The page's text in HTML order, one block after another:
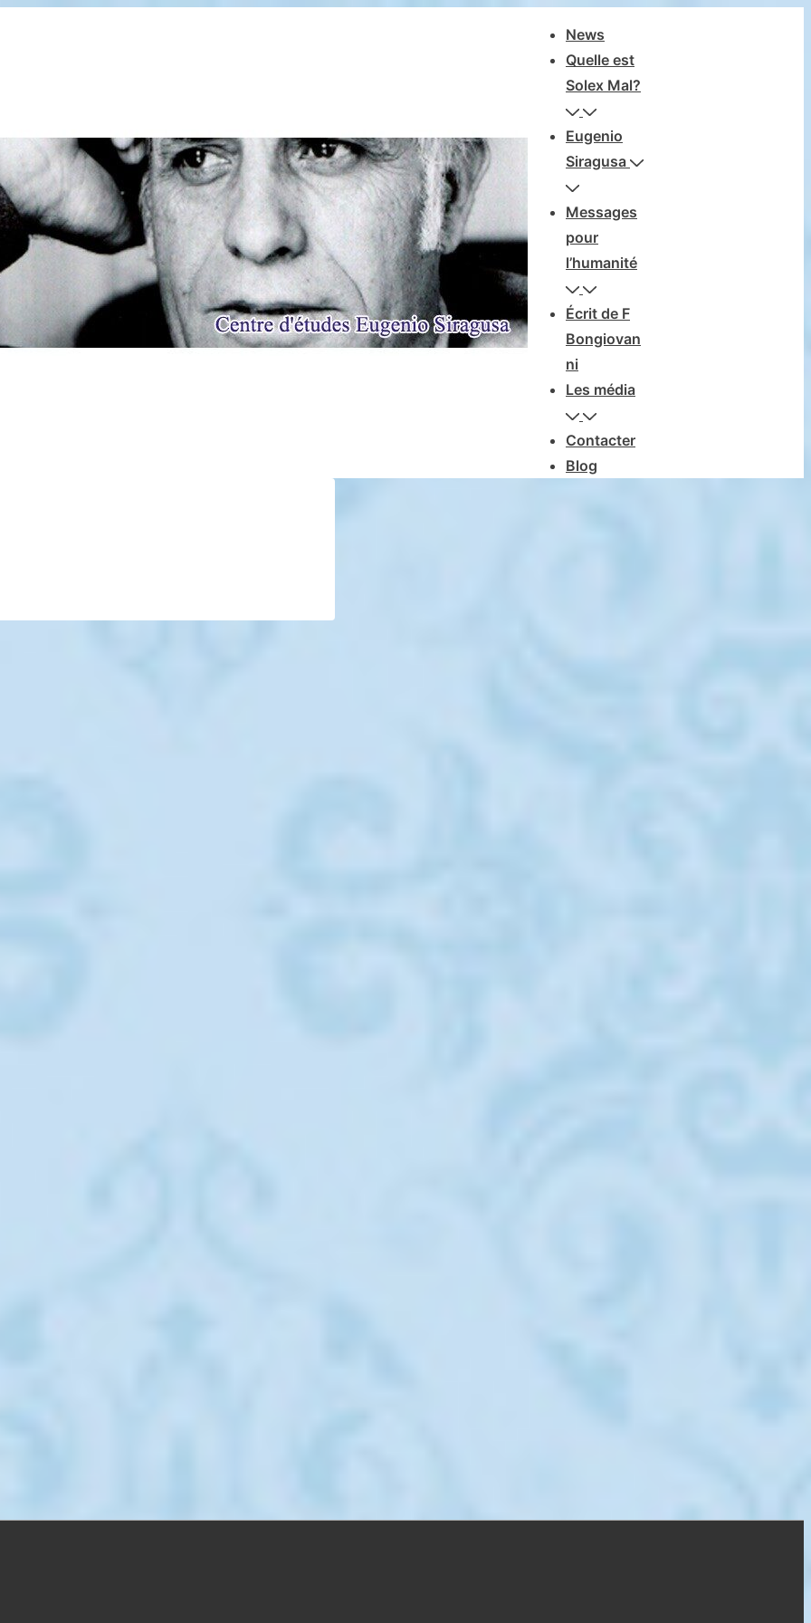
principal
News
Quelle est
Solex Mal?
Eugenio
Siragusa
Messages
pour
l’humanité
Écrit de F
Bongiovan
ni
Les média
Contacter
Blog